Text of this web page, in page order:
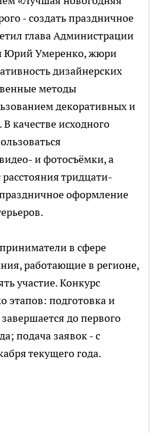
- создать праздничное
глава Администрации
Юрий Умеренко, жюри
дизайнерских
методы
декоративных и
качестве исходного
и фотосъёмки, а
тридцати-
оформление
в сфере
работающие в регионе,
участие. Конкурс
этапов: подготовка и
до первого
подача заявок - с
текущего года.